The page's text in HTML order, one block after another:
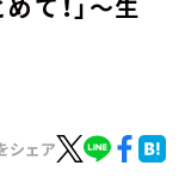
シェア